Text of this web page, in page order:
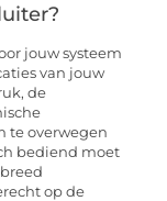
jouw systeem
van jouw
de
te overwegen
bediend moet
op de